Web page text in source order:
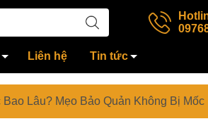
Liên hệ Tin tức
Lâu? Mẹo Bảo Quản Không Bị Mốc